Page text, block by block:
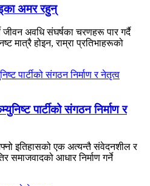
अमर रहुन्
अवधि संघर्षका चरणहरू पार गर्दै
मात्रै होइन, राम्रा प्रतिभाहरूको
पार्टीको संगठन निर्माण र
इतिहासको एक अत्यन्तै संवेदनशील र
समाजवादको आधार निर्माण गर्ने